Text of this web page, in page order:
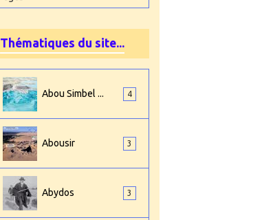
Thématiques du site...
Abou Simbel ... 4
Abousir 3
Abydos 3